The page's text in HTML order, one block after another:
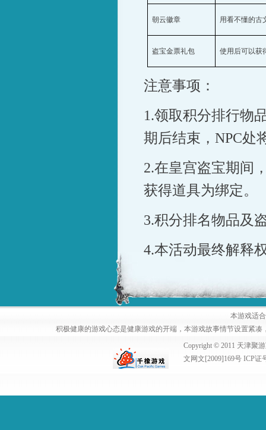
朝云徽章 用看不懂的古
盗宝金票礼包 使用后可以获
注意事项：
1.领取积分排行物
期后结束，NPC处
2.在皇宫盗宝期间
获得道具为绑定。
3.积分排名物品及
4.本活动最终解释
本游戏适
积极健康的游戏心态是健康游戏的开端，本游戏故事情节设置紧
Copyright © 2011 天津聚
文网文[2009]169号 ICP证